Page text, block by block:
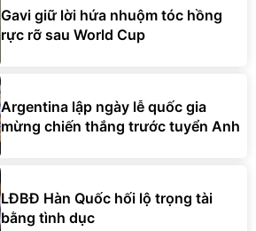
Gavi giữ lời hứa nhuộm tóc hồng
rực rỡ sau World Cup
Argentina lập ngày lễ quốc gia
mừng chiến thắng trước tuyển Anh
LĐBĐ Hàn Quốc hối lộ trọng tài
bằng tình dục